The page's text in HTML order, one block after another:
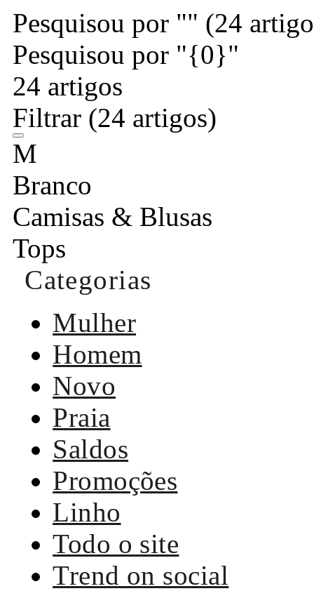
Pesquisou por "" (24
Pesquisou por "{0}"
24 artigos
Filtrar (24 artigos)
M
Branco
Camisas & Blusas
Tops
Categorias
Mulher
Homem
Novo
Praia
Saldos
Promoções
Linho
Todo o site
Trend on social